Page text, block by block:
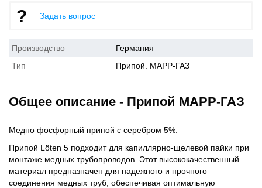
Задать вопрос
Производство
Германия
Тип
Припой. МАРР-ГАЗ
Общее описание - Припой МАРР-ГАЗ
Медно фосфорный припой с серебром 5%.
Припой Löten 5 подходит для капиллярно-щелевой пайки при
монтаже медных трубопроводов. Этот высококачественный
материал предназначен для надежного и прочного
соединения медных труб, обеспечивая оптимальную